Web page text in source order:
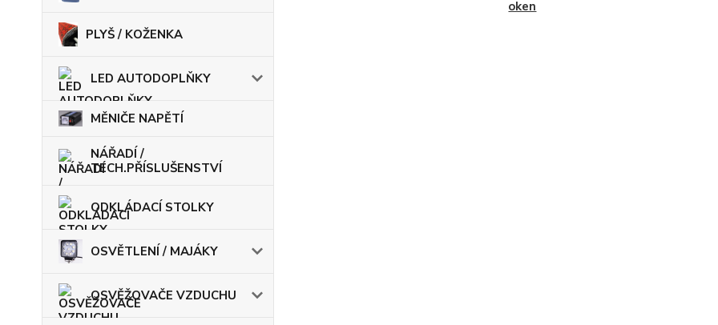
PLYŠ / KOŽENKA
LED AUTODOPLŇKY
MĚNIČE NAPĚTÍ
NÁŘADÍ /
TECH.PŘÍSLUŠENSTVÍ
ODKLÁDACÍ STOLKY
OSVĚTLENÍ / MAJÁKY
OSVĚŽOVAČE VZDUCHU
oken